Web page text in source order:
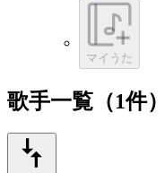
マイうた
歌手一覧（1件）